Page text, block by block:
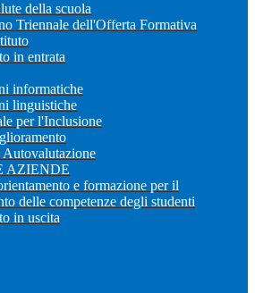
della scuola
Triennale dell'Offerta Formativa
in entrata
informatiche
linguistiche
per l'Inclusione
AZIENDE
e formazione per il
delle competenze degli studenti
in uscita